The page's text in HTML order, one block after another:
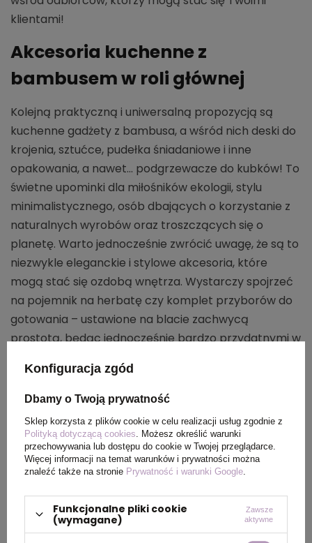
klientami!
Akcesoria kuchenne z
bambusem w roli głównej
Kolejną praktyczną i uniwersalną propozycją są
kuchenne gadżety z bambusa, a wśród nich deski do
krojenia, sztućce, pudełka śniadaniowe i inne
opakowania, a nawet... podgrzewacze do kubków! To
świetne upominki dla miłośników ekologii, stylu
minimalistycznego, osób dbających o korzystanie z
naturalnych wyrobów oraz troszczących się o
planetę. Warto jednocześnie zwrócić uwagę, że są to
niezwykle eleganckie i stylowe akcesoria, które
mogą stać się ozdobą wnętrza. Wystarczy spojrzeć
na pojemnik na herbatę czy komplet przyborów do
gotowania – ustawione na blacie zachwycą
prostotą, będąc jednocześnie bardzo przydatnymi w
Gadżety elektroniczne
wykonane z bambusowego
drewna
Dla pasjonatów innowacji i nowoczesnych technologii
mamy w ofercie akcesoria elektroniczne z bambusa.
To oryginalne gadżety – ładowarki, bezprzewodowe
głośniki, zegary z funkcją budzika czy latarki w formie
Konfiguracja zgód
Dbamy o Twoją prywatność
Sklep korzysta z plików cookie w celu realizacji usług zgodnie z
Polityką dotyczącą cookies . Możesz określić warunki
przechowywania lub dostępu do cookie w Twojej przeglądarce.
Więcej informacji na temat warunków i prywatności można
znaleźć także na stronie Prywatność i warunki Google
Funkcjonalne pliki cookie
(wymagane)
Zawsze
aktywne